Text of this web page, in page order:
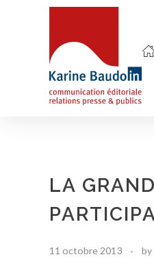
LA
11 octobre 2013 by